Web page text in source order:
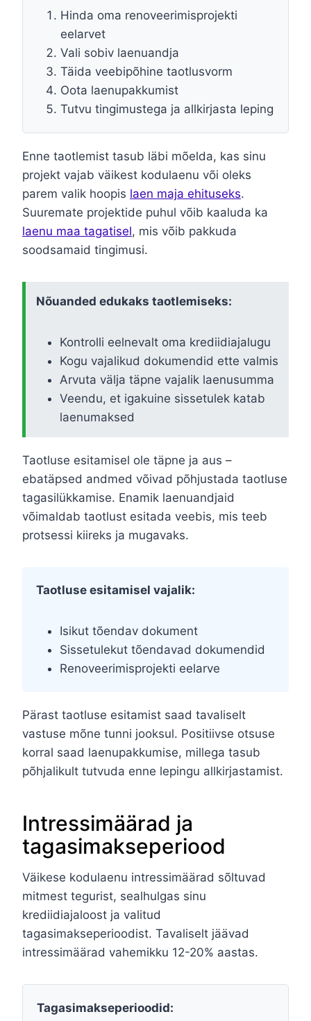
Hinda oma renoveerimisprojekti
eelarvet
Vali sobiv laenuandja
Täida veebipõhine taotlusvorm
Oota laenupakkumist
Tutvu tingimustega ja allkirjasta leping
Enne taotlemist tasub läbi mõelda, kas sinu
projekt vajab väikest kodulaenu või oleks
parem valik hoopis laen maja ehituseks.
Suuremate projektide puhul võib kaaluda ka
laenu maa tagatisel, mis võib pakkuda
soodsamaid tingimusi.
Nõuanded edukaks taotlemiseks:
Kontrolli eelnevalt oma krediidiajalugu
Kogu vajalikud dokumendid ette valmis
Arvuta välja täpne vajalik laenusumma
Veendu, et igakuine sissetulek katab
laenumaksed
Taotluse esitamisel ole täpne ja aus –
ebatäpsed andmed võivad põhjustada taotluse
tagasilükkamise. Enamik laenuandjaid
võimaldab taotlust esitada veebis, mis teeb
protsessi kiireks ja mugavaks.
Taotluse esitamisel vajalik:
Isikut tõendav dokument
Sissetulekut tõendavad dokumendid
Renoveerimisprojekti eelarve
Pärast taotluse esitamist saad tavaliselt
vastuse mõne tunni jooksul. Positiivse otsuse
korral saad laenupakkumise, millega tasub
põhjalikult tutvuda enne lepingu allkirjastamist.
Intressimäärad ja
tagasimakseperiood
Väikese kodulaenu intressimäärad sõltuvad
mitmest tegurist, sealhulgas sinu
krediidiajaloost ja valitud
tagasimakseperioodist. Tavaliselt jäävad
intressimäärad vahemikku 12-20% aastas.
Tagasimakseperioodid: